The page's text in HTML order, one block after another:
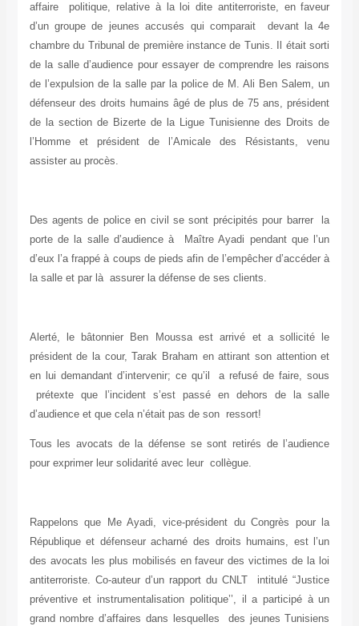
affaire politique, relative à la loi dite antiterroriste, en faveur
d’un groupe de jeunes accusés qui comparait devant la 4e
chambre du Tribunal de première instance de Tunis. Il était sorti
de la salle d’audience pour essayer de comprendre les raisons
de l’expulsion de la salle par la police de M. Ali Ben Salem, un
défenseur des droits humains âgé de plus de 75 ans, président
de la section de Bizerte de la Ligue Tunisienne des Droits de
l’Homme et président de l’Amicale des Résistants, venu
assister au procès.
Des agents de police en civil se sont précipités pour barrer la
porte de la salle d’audience à Maître Ayadi pendant que l’un
d’eux l’a frappé à coups de pieds afin de l’empêcher d’accéder à
la salle et par là assurer la défense de ses clients.
Alerté, le bâtonnier Ben Moussa est arrivé et a sollicité le
président de la cour, Tarak Braham en attirant son attention et
en lui demandant d’intervenir; ce qu’il a refusé de faire, sous
prétexte que l’incident s’est passé en dehors de la salle
d’audience et que cela n’était pas de son ressort!
Tous les avocats de la défense se sont retirés de l’audience
pour exprimer leur solidarité avec leur collègue.
Rappelons que Me Ayadi, vice-président du Congrès pour la
République et défenseur acharné des droits humains, est l’un
des avocats les plus mobilisés en faveur des victimes de la loi
antiterroriste. Co-auteur d’un rapport du CNLT intitulé “Justice
préventive et instrumentalisation politique’’, i l a participé à un
grand nombre d’affaires dans lesquelles des jeunes Tunisiens